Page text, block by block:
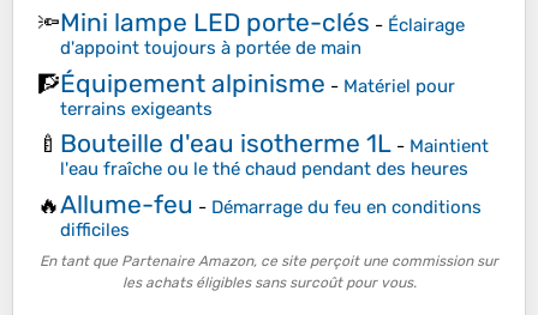
🔦Mini lampe LED porte-clés - Éclairage
d'appoint toujours à portée de main
🧗Équipement alpinisme - Matériel pour
terrains exigeants
🍼 Bouteille d'eau isotherme 1L - Maintient
l'eau fraîche ou le thé chaud pendant des heures
🔥Allume-feu - Démarrage du feu en conditions
difficiles
En tant que Partenaire Amazon, ce site perçoit une commission sur
les achats éligibles sans surcoût pour vous.